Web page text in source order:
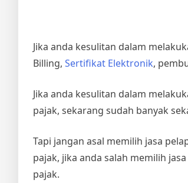
Jika anda kesulitan dalam
Billing, Sertifikat Elektronik,
Jika anda kesulitan dalam
pajak, sekarang sudah banyak
Tapi jangan asal memilih jasa
pajak, jika anda salah memilih
pajak.